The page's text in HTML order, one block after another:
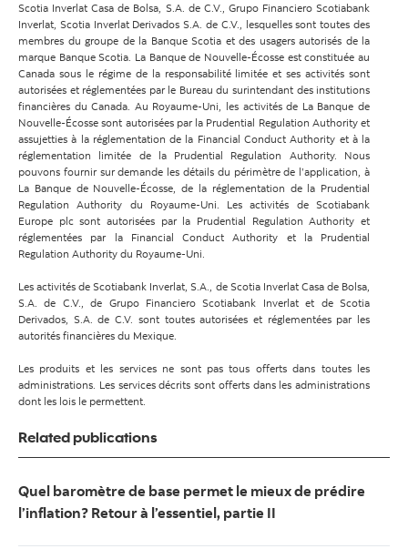
Scotia Inverlat Casa de Bolsa, S.A. de C.V., Grupo Financiero Scotiabank
Inverlat, Scotia Inverlat Derivados S.A. de C.V., lesquelles sont toutes des
membres du groupe de la Banque Scotia et des usagers autorisés de la
marque Banque Scotia. La Banque de Nouvelle-Écosse est constituée au
Canada sous le régime de la responsabilité limitée et ses activités sont
autorisées et réglementées par le Bureau du surintendant des institutions
financières du Canada. Au Royaume-Uni, les activités de La Banque de
Nouvelle-Écosse sont autorisées par la Prudential Regulation Authority et
assujetties à la réglementation de la Financial Conduct Authority et à la
réglementation limitée de la Prudential Regulation Authority. Nous
pouvons fournir sur demande les détails du périmètre de l’application, à
La Banque de Nouvelle-Écosse, de la réglementation de la Prudential
Regulation Authority du Royaume-Uni. Les activités de Scotiabank
Europe plc sont autorisées par la Prudential Regulation Authority et
réglementées par la Financial Conduct Authority et la Prudential
Regulation Authority du Royaume-Uni.
Les activités de Scotiabank Inverlat, S.A., de Scotia Inverlat Casa de Bolsa,
S.A. de C.V., de Grupo Financiero Scotiabank Inverlat et de Scotia
Derivados, S.A. de C.V. sont toutes autorisées et réglementées par les
autorités financières du Mexique.
Les produits et les services ne sont pas tous offerts dans toutes les
administrations. Les services décrits sont offerts dans les administrations
dont les lois le permettent.
Related publications
Quel baromètre de base permet le mieux de prédire
l’inflation? Retour à l’essentiel, partie II